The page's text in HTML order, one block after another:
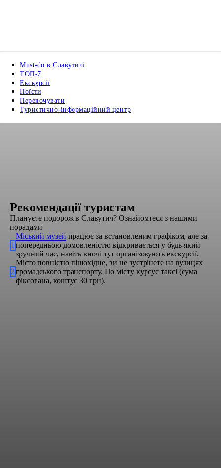
Must-do в Славутичі
ТОП-7
Екскурсії
Поїсти
Переночувати
Туристично-інформаційний центр
Рекомендації туристам
Плануєте подорож в Славутич? Ознайомтеся з нашими
порадами
1
Міський музей працює за встановленим графіком, але за
попередньою домовленістю відкривається у будь-який
зручний час, навіть вночі тут організовують екскурсії.
2
Місто повністю пішохідне, ви не зустрінете на вулицях
громадського транспорту. По місту курсує таксі (сума
фіксована, коштує 30 грн).